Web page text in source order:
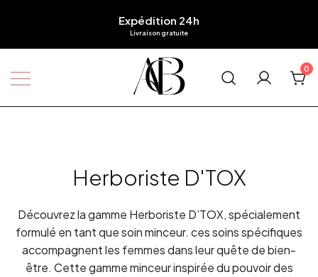
Expédition 24h
Livraison gratuite
0
Herboriste D'TOX
Découvrez la gamme Herboriste D’TOX, spécialement
formulé en tant que soin minceur. ces soins spécifiques
accompagnent les femmes dans leur quête de bien-
être. Cette gamme minceur inspirée du pouvoir des